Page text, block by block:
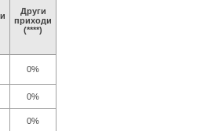
Други
приходи
(****)
0%
0%
0%